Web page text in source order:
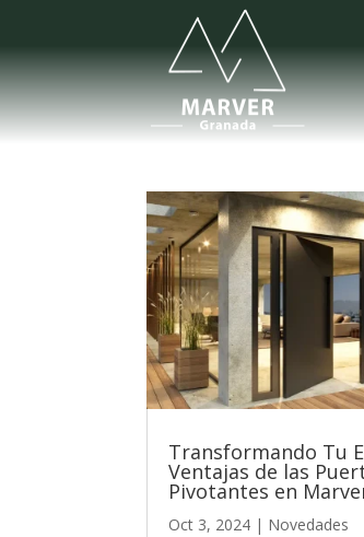
Transformando Tu
Ventajas de las
Pivotantes en
Oct 3, 2024 | Novedades